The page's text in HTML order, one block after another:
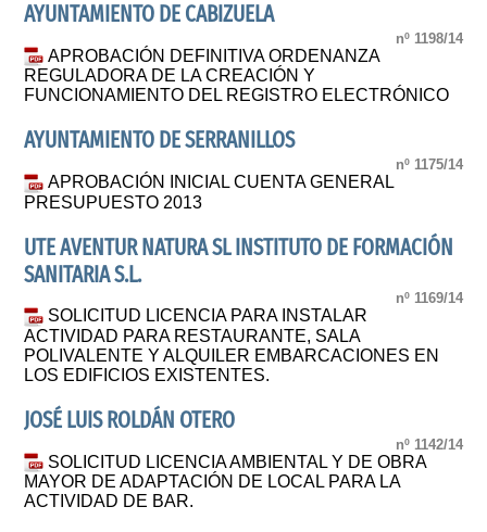
AYUNTAMIENTO DE CABIZUELA
nº 1198/14
APROBACIÓN DEFINITIVA ORDENANZA
REGULADORA DE LA CREACIÓN Y
FUNCIONAMIENTO DEL REGISTRO ELECTRÓNICO
AYUNTAMIENTO DE SERRANILLOS
nº 1175/14
APROBACIÓN INICIAL CUENTA GENERAL
PRESUPUESTO 2013
UTE AVENTUR NATURA SL INSTITUTO DE FORMACIÓN
SANITARIA S.L.
nº 1169/14
SOLICITUD LICENCIA PARA INSTALAR
ACTIVIDAD PARA RESTAURANTE, SALA
POLIVALENTE Y ALQUILER EMBARCACIONES EN
LOS EDIFICIOS EXISTENTES.
JOSÉ LUIS ROLDÁN OTERO
nº 1142/14
SOLICITUD LICENCIA AMBIENTAL Y DE OBRA
MAYOR DE ADAPTACIÓN DE LOCAL PARA LA
ACTIVIDAD DE BAR.